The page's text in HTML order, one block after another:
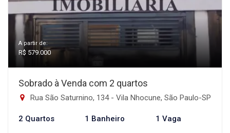
A partir de:
R$ 579.000
Sobrado à Venda com 2 quartos
Rua São Saturnino, 134 - Vila Nhocune, São Paulo-SP
2 Quartos 1 Banheiro 1 Vaga